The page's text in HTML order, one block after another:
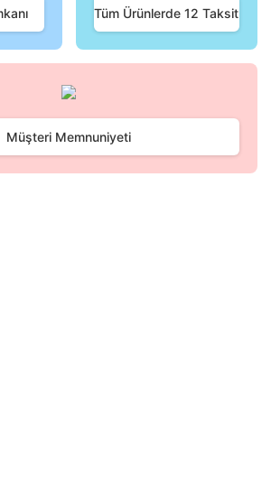
alternatifler olmalı.
Gönder
Tüm Ürünlerde 12 Taksit
Müşteri Memnuniyeti